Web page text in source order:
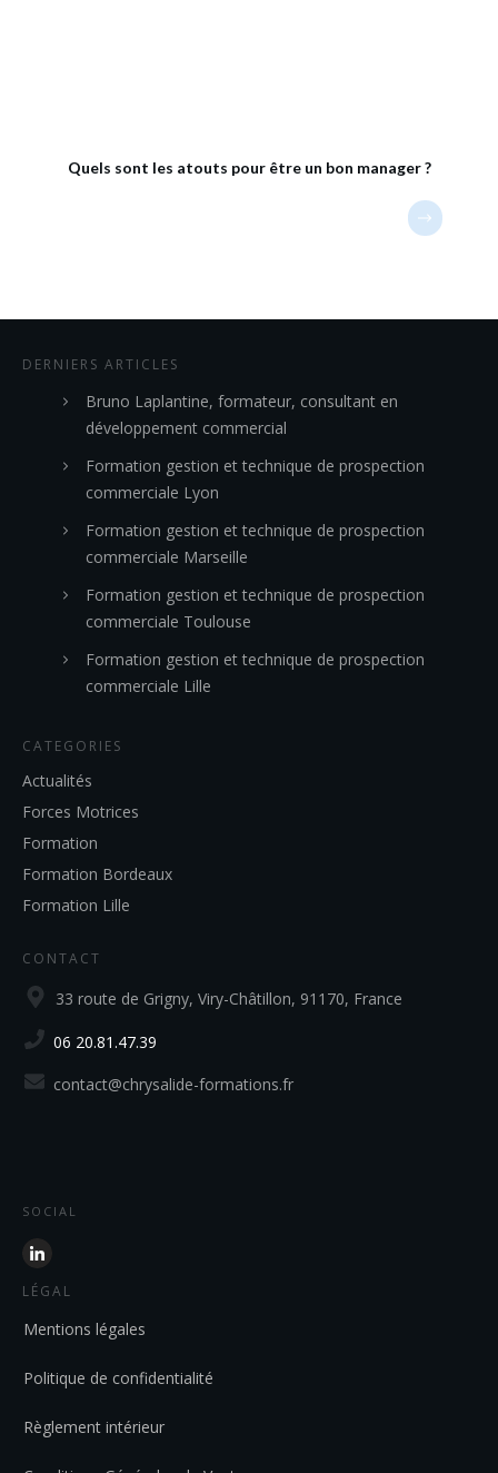
Quels sont les atouts pour être un bon manager ?
DERNIERS ARTICLES
Bruno Laplantine, formateur, consultant en
développement commercial
Formation gestion et technique de prospection
commerciale Lyon
Formation gestion et technique de prospection
commerciale Marseille
Formation gestion et technique de prospection
commerciale Toulouse
Formation gestion et technique de prospection
commerciale Lille
CATEGORIES
Actualités
Forces Motrices
Formation
Formation Bordeaux
Formation Lille
CONTACT
33 route de Grigny, Viry-Châtillon, 91170, France
06 20.81.47.39
contact@chrysalide-formations.fr
SOCIAL
LÉGAL
Mentions légales
Politique de confidentialité
Règlement intérieur